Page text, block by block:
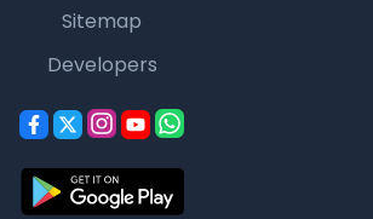
Sitemap
Developers